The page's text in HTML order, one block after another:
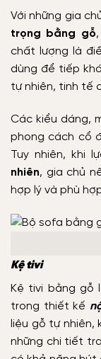
Với những gia
trọng bằng gỗ
chất lượng là
dùng để tiếp
tự nhiên, tinh tế
Các kiểu dáng,
phong cách cổ
Tuy nhiên, khi
nhiên, gia chủ
hợp lý và phù
Kệ tivi
Kệ tivi bằng gỗ
trong thiết kế
liệu gỗ tự nhiên,
những chi tiết